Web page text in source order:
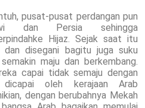
pusat-pusat perdangan pun
dan Persia sehingga
Hijaz. Sejak saat itu
disegani bagitu juga suku
maju dan berkembang.
capai tidak semaju dengan
oleh kerajaan Arab
dengan berubahnya Mekah